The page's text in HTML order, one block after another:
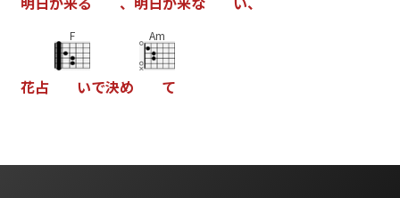
花占
F
いで決め
Am
て